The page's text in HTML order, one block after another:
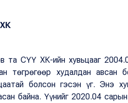
та СҮҮ ХК-ийн хувьцааг
төгрөгөөр худалдан
болсон гэсэн үг. Энэ
байна. Үүнийг 2020.04